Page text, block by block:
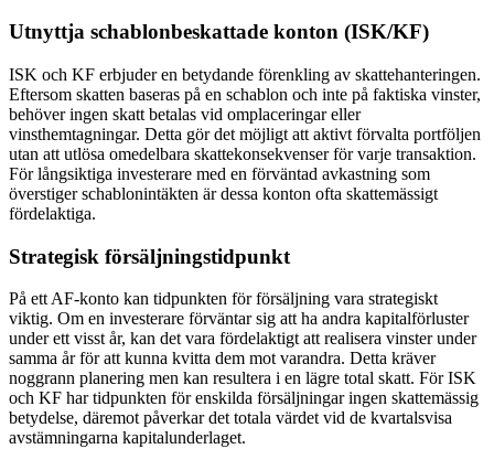
Utnyttja schablonbeskattade konton (ISK/KF)
ISK och KF erbjuder en betydande förenkling av skattehanteringen.
Eftersom skatten baseras på en schablon och inte på faktiska vinster,
behöver ingen skatt betalas vid omplaceringar eller
vinsthemtagningar. Detta gör det möjligt att aktivt förvalta portföljen
utan att utlösa omedelbara skattekonsekvenser för varje transaktion.
För långsiktiga investerare med en förväntad avkastning som
överstiger schablonintäkten är dessa konton ofta skattemässigt
fördelaktiga.
Strategisk försäljningstidpunkt
På ett AF-konto kan tidpunkten för försäljning vara strategiskt
viktig. Om en investerare förväntar sig att ha andra kapitalförluster
under ett visst år, kan det vara fördelaktigt att realisera vinster under
samma år för att kunna kvitta dem mot varandra. Detta kräver
noggrann planering men kan resultera i en lägre total skatt. För ISK
och KF har tidpunkten för enskilda försäljningar ingen skattemässig
betydelse, däremot påverkar det totala värdet vid de kvartalsvisa
avstämningarna kapitalunderlaget.